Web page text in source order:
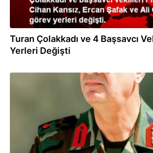
Turan Çolakkadı ve 4 Başsavcı
Yerleri Değişti